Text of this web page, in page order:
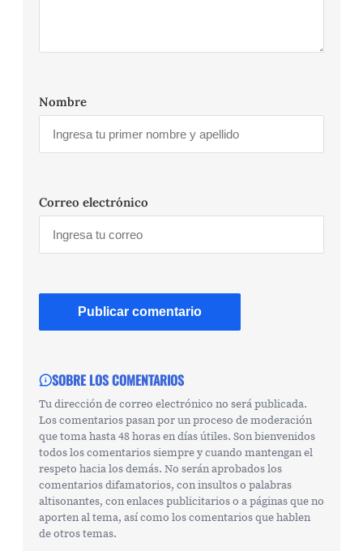
Nombre
Correo electrónico
SOBRE LOS COMENTARIOS
Tu dirección de correo electrónico no será publicada.
Los comentarios pasan por un proceso de moderación
que toma hasta 48 horas en días útiles. Son bienvenidos
todos los comentarios siempre y cuando mantengan el
respeto hacia los demás. No serán aprobados los
comentarios difamatorios, con insultos o palabras
altisonantes, con enlaces publicitarios o a páginas que no
aporten al tema, así como los comentarios que hablen
de otros temas.